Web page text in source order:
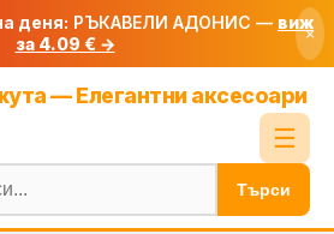
деня: РЪКАВЕЛИ АДОНИС — виж
за 4.09 € →
×
— Елегантни аксесоари
☰
Блог
🧮 Калкулатори
Търси